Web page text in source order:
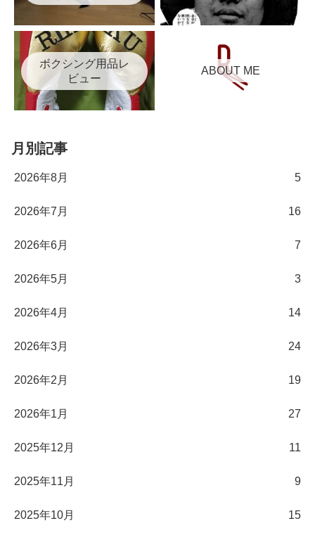
ボクシング用品レ
ビュー
ABOUT ME
月別記事
2026年8月 5
2026年7月 16
2026年6月 7
2026年5月 3
2026年4月 14
2026年3月 24
2026年2月 19
2026年1月 27
2025年12月 11
2025年11月 9
2025年10月 15